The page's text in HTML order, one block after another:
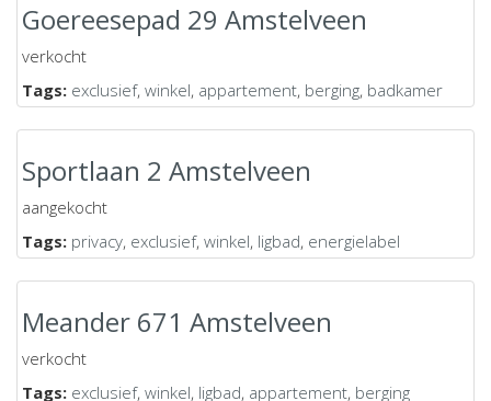
Goereesepad 29 Amstelveen
verkocht
Tags: exclusief, winkel, appartement, berging, badkamer
Sportlaan 2 Amstelveen
aangekocht
Tags: privacy, exclusief, winkel, ligbad, energielabel
Meander 671 Amstelveen
verkocht
Tags: exclusief, winkel, ligbad, appartement, berging